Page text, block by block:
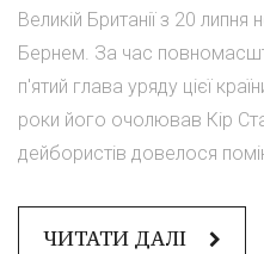
Великій Британії з 20 липня
Бернем. За час
п'ятий глава уряду цієї
роки його очолював Кір
дейбористів довелося
ЧИТАТИ ДАЛІ